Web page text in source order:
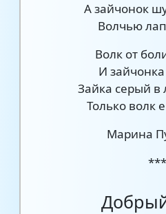
А зайчонок
Волчью
Волк от
И
Зайка серый в
Только волк
Марина
***